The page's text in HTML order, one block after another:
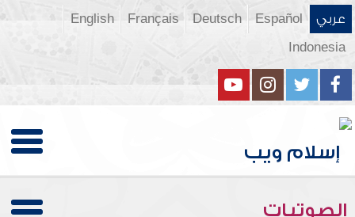
عربي Español
Deutsch
Français
English
Indonesia
الصوتيات